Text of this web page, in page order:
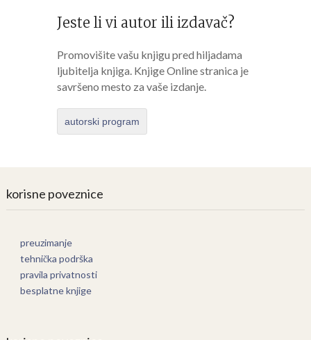
Jeste li vi autor ili izdavač?
Promovišite vašu knjigu pred hiljadama
ljubitelja knjiga. Knjige Online stranica je
savršeno mesto za vaše izdanje.
autorski program
korisne poveznice
preuzimanje
tehnička podrška
pravila privatnosti
besplatne knjige